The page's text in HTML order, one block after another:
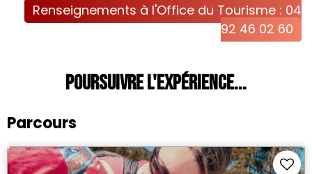
Renseignements à l'Office du Tourisme : 04
92 46 02 60
Poursuivre l'expérience...
Parcours